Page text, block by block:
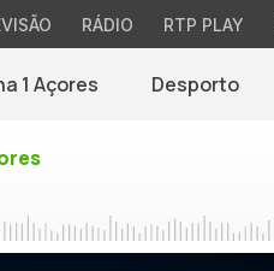
RÁDIO RTP PLAY
1 Açores Desporto